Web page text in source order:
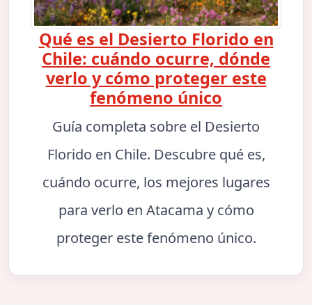
Qué es el Desierto Florido en
Chile: cuándo ocurre, dónde
verlo y cómo proteger este
fenómeno único
Guía completa sobre el Desierto
Florido en Chile. Descubre qué es,
cuándo ocurre, los mejores lugares
para verlo en Atacama y cómo
proteger este fenómeno único.